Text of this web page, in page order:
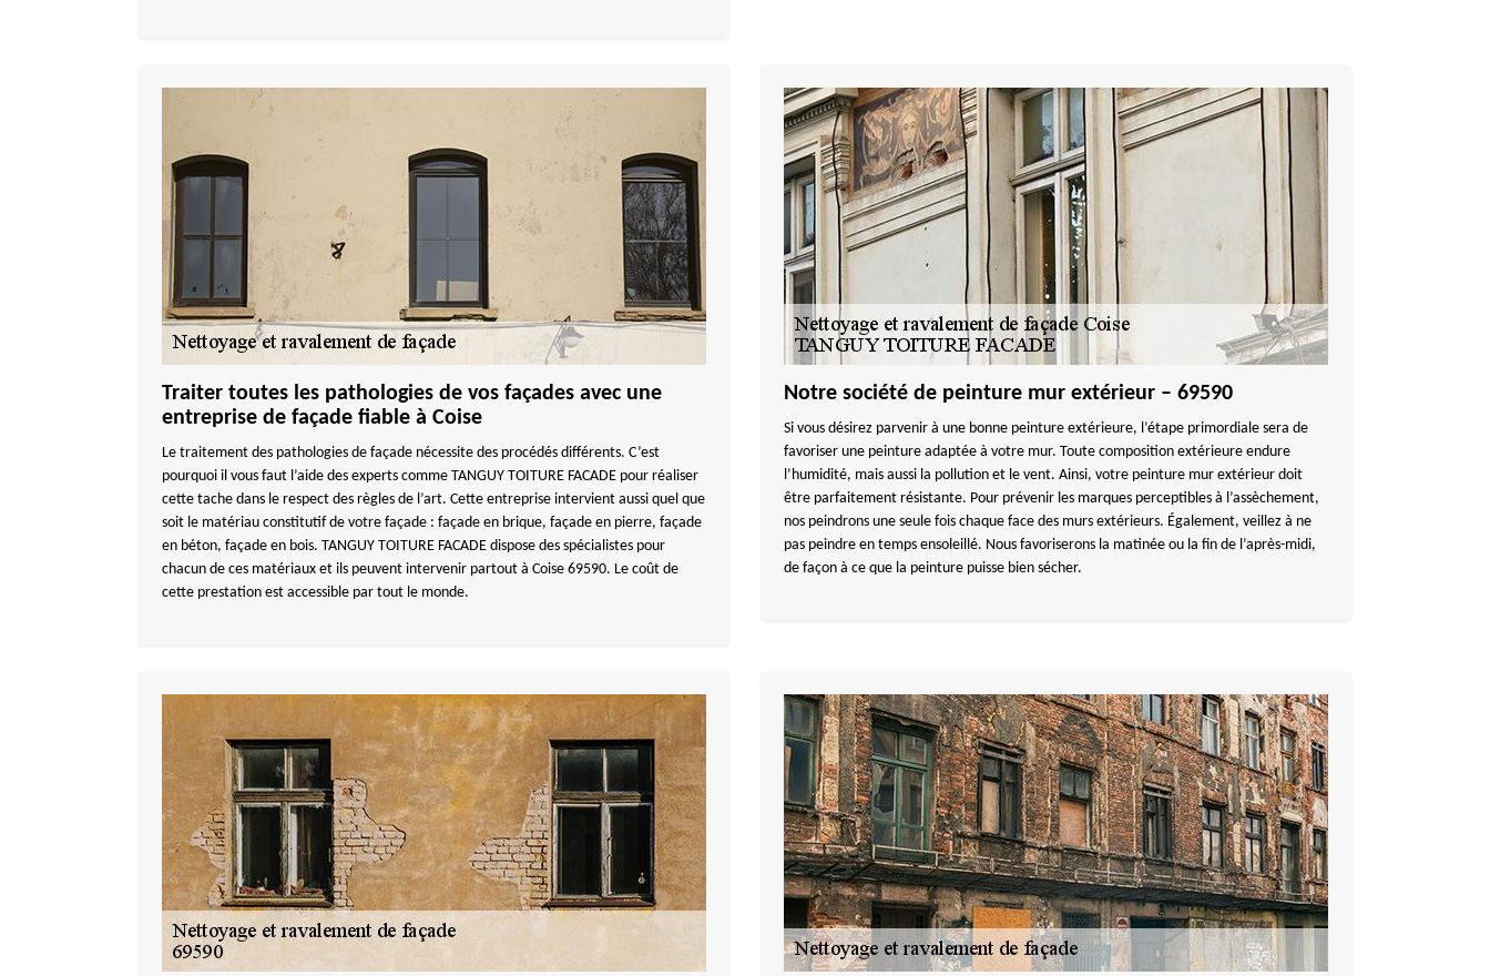
Traiter toutes les pathologies de vos façades avec une
entreprise de façade fiable à Coise
Le traitement des pathologies de façade nécessite des procédés différents. C’est
pourquoi il vous faut l’aide des experts comme TANGUY TOITURE FACADE pour réaliser
cette tache dans le respect des règles de l’art. Cette entreprise intervient aussi quel que
soit le matériau constitutif de votre façade : façade en brique, façade en pierre, façade
en béton, façade en bois. TANGUY TOITURE FACADE dispose des spécialistes pour
chacun de ces matériaux et ils peuvent intervenir partout à Coise 69590. Le coût de
cette prestation est accessible par tout le monde.
Notre société de peinture mur extérieur – 69590
Si vous désirez parvenir à une bonne peinture extérieure, l’étape primordiale sera de
favoriser une peinture adaptée à votre mur. Toute composition extérieure endure
l’humidité, mais aussi la pollution et le vent. Ainsi, votre peinture mur extérieur doit
être parfaitement résistante. Pour prévenir les marques perceptibles à l’assèchement,
nos peindrons une seule fois chaque face des murs extérieurs. Également, veillez à ne
pas peindre en temps ensoleillé. Nous favoriserons la matinée ou la fin de l’après-midi,
de façon à ce que la peinture puisse bien sécher.